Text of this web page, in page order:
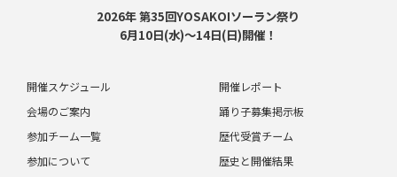
2026年 第35回YOSAKOIソーラン祭り
6月10日(水)～14日(日)開催！
開催スケジュール
会場のご案内
参加チーム一覧
参加について
開催レポート
踊り子募集掲示板
歴代受賞チーム
歴史と開催結果